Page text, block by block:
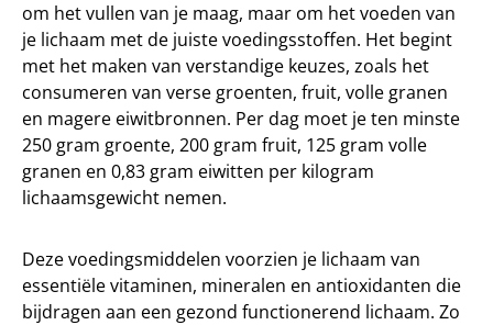
om het vullen van je maag, maar om het voeden van
je lichaam met de juiste voedingsstoffen. Het begint
met het maken van verstandige keuzes, zoals het
consumeren van verse groenten, fruit, volle granen
en magere eiwitbronnen. Per dag moet je ten minste
250 gram groente, 200 gram fruit, 125 gram volle
granen en 0,83 gram eiwitten per kilogram
lichaamsgewicht nemen.
Deze voedingsmiddelen voorzien je lichaam van
essentiële vitaminen, mineralen en antioxidanten die
bijdragen aan een gezond functionerend lichaam. Zo